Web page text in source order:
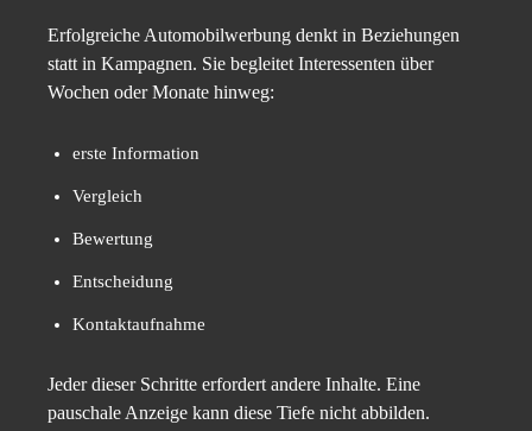
Erfolgreiche Automobilwerbung denkt in Beziehungen
statt in Kampagnen. Sie begleitet Interessenten über
Wochen oder Monate hinweg:
erste Information
Vergleich
Bewertung
Entscheidung
Kontaktaufnahme
Jeder dieser Schritte erfordert andere Inhalte. Eine
pauschale Anzeige kann diese Tiefe nicht abbilden.